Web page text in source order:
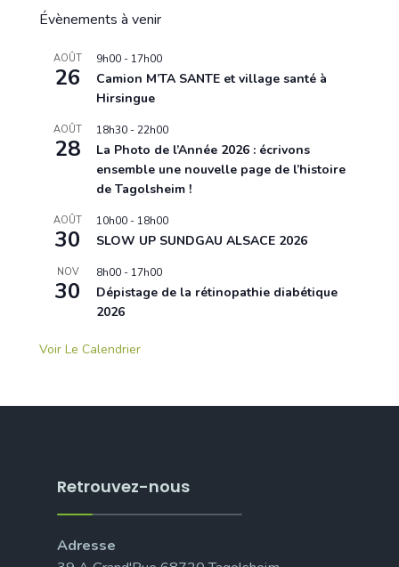
Évènements à venir
AOÛT
26
9h00 - 17h00
Camion M’TA SANTE et village santé à
Hirsingue
AOÛT
28
18h30 -22h00
La Photo de l’Année 2026 : écrivons
ensemble une nouvelle page de l’histoire
de Tagolsheim !
AOÛT
30
10h00 - 18h00
SLOW UP SUNDGAU ALSACE 2026
NOV
30
8h00 - 17h00
Dépistage de la rétinopathie diabétique
2026
Voir Le Calendrier
Retrouvez-nous
Adresse